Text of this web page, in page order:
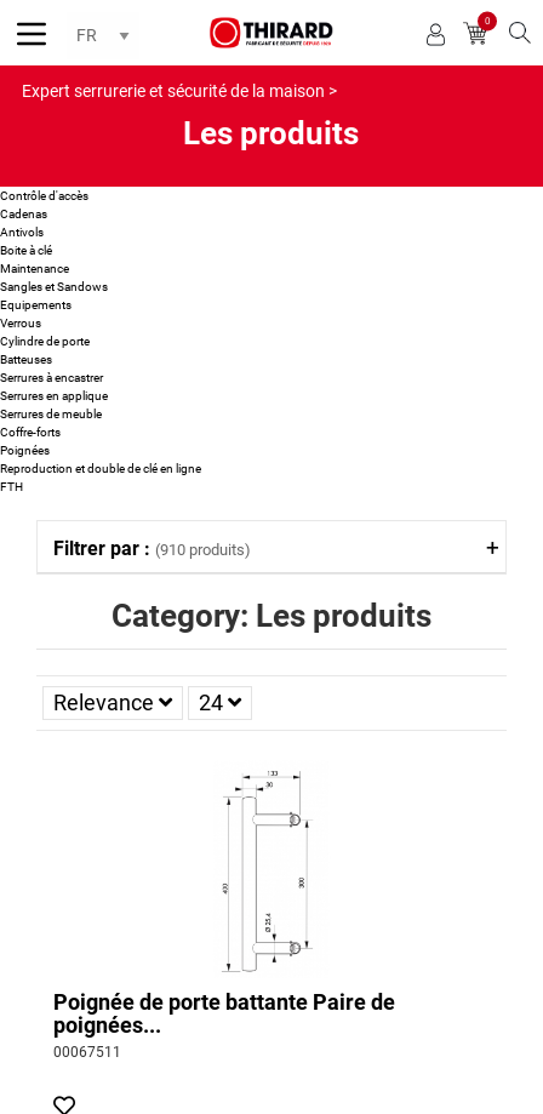
0
Expert serrurerie et sécurité de la maison >
Les produits
Contrôle d'accès
Cadenas
Antivols
Boite à clé
Maintenance
Sangles et Sandows
Equipements
Verrous
Cylindre de porte
Batteuses
Serrures à encastrer
Serrures en applique
Serrures de meuble
Coffre-forts
Poignées
Reproduction et double de clé en ligne
FTH
Category: Les produits
Relevance 24
Poignée de porte battante Paire de
poignées...
00067511
Filtrer par : (910 produits)